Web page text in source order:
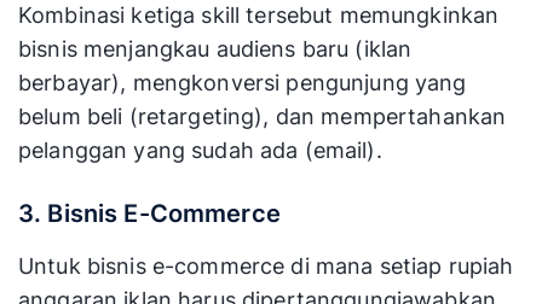
Kombinasi ketiga skill tersebut memungkinkan
bisnis menjangkau audiens baru (iklan
berbayar), mengkonversi pengunjung yang
belum beli (retargeting), dan mempertahankan
pelanggan yang sudah ada (email).
3. Bisnis E-Commerce
Untuk bisnis e-commerce di mana setiap rupiah